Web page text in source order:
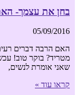
בחן את עצמך-
05/09/2016
האם הרבה דברים
מטריד? בוקר טוב!
שאני אומרת לנשים,
קראו עוד »